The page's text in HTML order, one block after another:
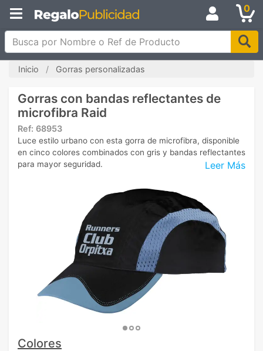
0
Busca por Nombre o Ref de Producto
Inicio Gorras personalizadas
Gorras con bandas reflectantes de
microfibra Raid
Ref: 68953
Leer Más
Luce estilo urbano con esta gorra de microfibra, disponible
en cinco colores combinados con gris y bandas reflectantes
para mayor seguridad.
Colores